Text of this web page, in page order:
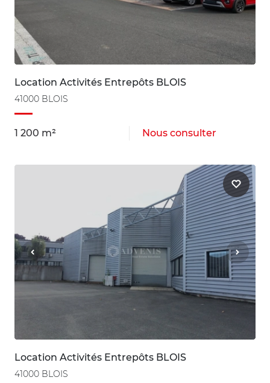
Location Activités Entrepôts BLOIS
41000 BLOIS
1 200 m² Nous consulter
Location Activités Entrepôts BLOIS
41000 BLOIS